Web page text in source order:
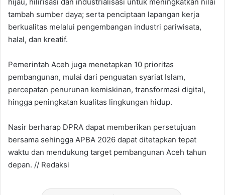
tambah sumber daya; serta penciptaan lapangan kerja
berkualitas melalui pengembangan industri pariwisata,
halal, dan kreatif.
Pemerintah Aceh juga menetapkan 10 prioritas
pembangunan, mulai dari penguatan syariat Islam,
percepatan penurunan kemiskinan, transformasi digital,
hingga peningkatan kualitas lingkungan hidup.
Nasir berharap DPRA dapat memberikan persetujuan
bersama sehingga APBA 2026 dapat ditetapkan tepat
waktu dan mendukung target pembangunan Aceh tahun
depan. // Redaksi